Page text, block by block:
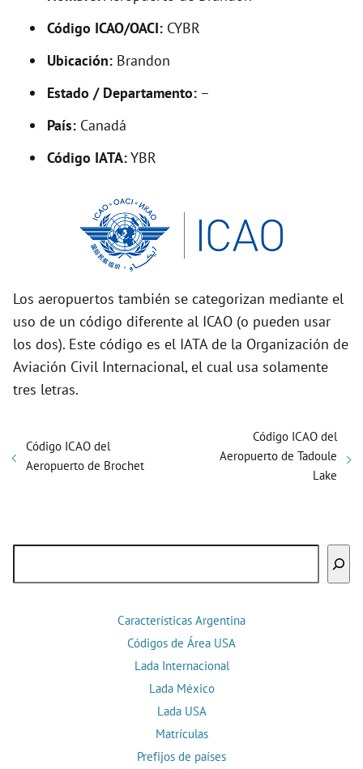
V
o
Código ICAO/OACI: CYBR
Ubicación: Brandon
Estado / Departamento: –
País: Canadá
Código IATA:YBR
Los aeropuertos también se categorizan mediante el
uso de un código diferente al ICAO (o pueden usar
los dos). Este código es el IATA de la Organización de
Aviación Civil Internacional, el cual usa solamente
tres letras.
Código ICAO del
Aeropuerto de Brochet
Código ICAO del
Aeropuerto de Tadoule
Lake
Características Argentina
Códigos de Área USA
Lada Internacional
Lada México
Lada USA
Matrículas
Prefijos de países